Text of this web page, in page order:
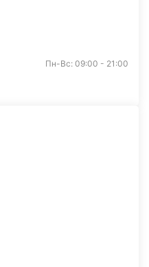
Пн-Вс: 09:00 - 21:00